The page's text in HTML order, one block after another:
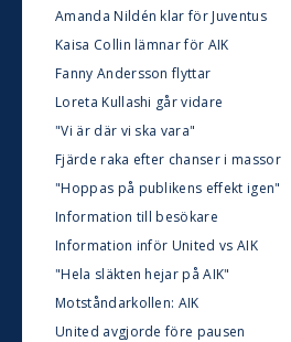
Amanda Nildén klar för Juventus
Kaisa Collin lämnar för AIK
Fanny Andersson flyttar
Loreta Kullashi går vidare
"Vi är där vi ska vara"
Fjärde raka efter chanser i massor
"Hoppas på publikens effekt igen"
Information till besökare
Information inför United vs AIK
"Hela släkten hejar på AIK"
Motståndarkollen: AIK
United avgjorde före pausen